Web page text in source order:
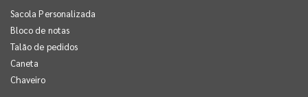
Sacola Personalizada
Bloco de notas
Talão de pedidos
Caneta
Chaveiro